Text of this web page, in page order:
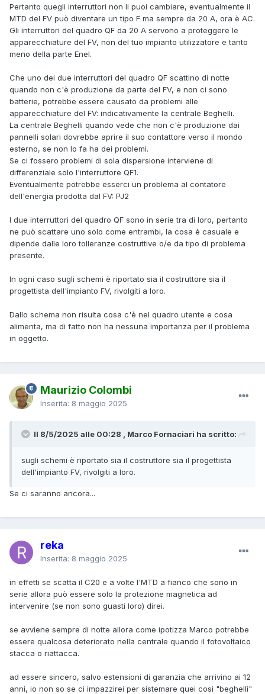
Pertanto quegli interruttori non li puoi cambiare, eventualmente il
MTD del FV può diventare un tipo F ma sempre da 20 A, ora è AC.
Gli interruttori del quadro QF da 20 A servono a proteggere le
apparecchiature del FV, non del tuo impianto utilizzatore e tanto
meno della parte Enel.
Che uno dei due interruttori del quadro QF scattino di notte
quando non c'è produzione da parte del FV, e non ci sono
batterie, potrebbe essere causato da problemi alle
apparecchiature del FV: indicativamente la centrale Beghelli.
La centrale Beghelli quando vede che non c'è produzione dai
pannelli solari dovrebbe aprire il suo contattore verso il mondo
esterno, se non lo fa ha dei problemi.
Se ci fossero problemi di sola dispersione interviene di
differenziale solo l'interruttore QF1.
Eventualmente potrebbe esserci un problema al contatore
dell'energia prodotta dal FV: PJ2
I due interruttori del quadro QF sono in serie tra di loro, pertanto
ne può scattare uno solo come entrambi, la cosa è casuale e
dipende dalle loro tolleranze costruttive o/e da tipo di problema
presente.
In ogni caso sugli schemi è riportato sia il costruttore sia il
progettista dell'impianto FV, rivolgiti a loro.
Dallo schema non risulta cosa c'è nel quadro utente e cosa
alimenta, ma di fatto non ha nessuna importanza per il problema
in oggetto.
Maurizio Colombi
Inserita: 8 maggio 2025
Il 8/5/2025 alle 00:28 , Marco Fornaciari ha scritto:
sugli schemi è riportato sia il costruttore sia il progettista
dell'impianto FV, rivolgiti a loro.
Se ci saranno ancora...
reka
Inserita: 8 maggio 2025
in effetti se scatta il C20 e a volte l'MTD a fianco che sono in
serie allora può essere solo la protezione magnetica ad
intervenire (se non sono guasti loro) direi.
se avviene sempre di notte allora come ipotizza Marco potrebbe
essere qualcosa deteriorato nella centrale quando il fotovoltaico
stacca o riattacca.
ad essere sincero, salvo estensioni di garanzia che arrivino ai 12
anni, io non so se ci impazzirei per sistemare quei cosi "beghelli"